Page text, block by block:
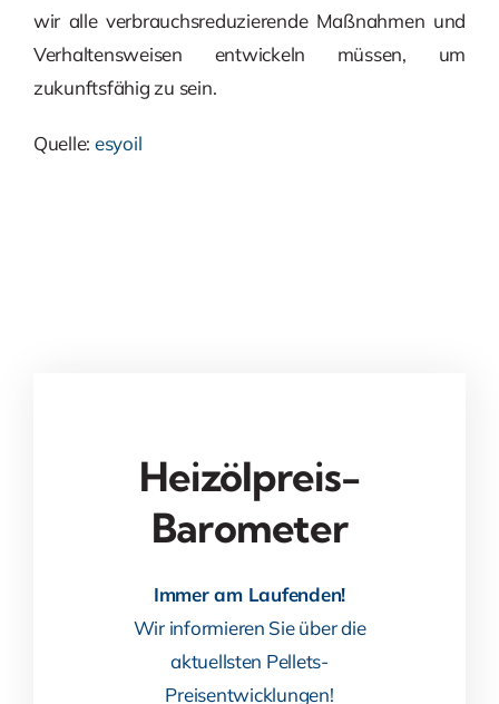
wir alle verbrauchsreduzierende Maßnahmen und
Verhaltensweisen entwickeln müssen, um
zukunftsfähig zu sein.
Quelle: esyoil
Heizölpreis-
Barometer
Immer am Laufenden!
Wir informieren Sie über die
aktuellsten Pellets-
Preisentwicklungen!